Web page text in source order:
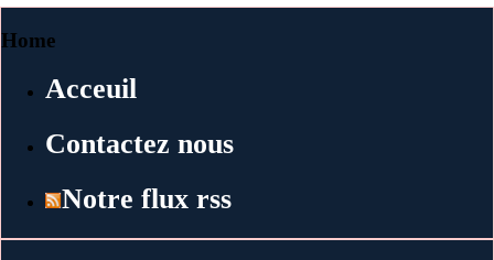
Home
Acceuil
Contactez nous
Notre flux rss